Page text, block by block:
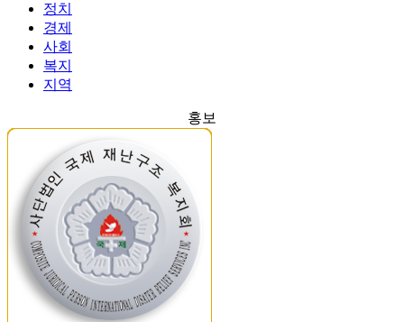
정치
경제
사회
복지
지역
홍보